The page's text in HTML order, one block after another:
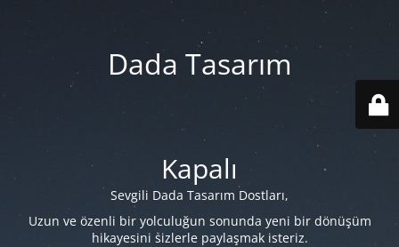
Dada Tasarım
Kapalı
Sevgili Dada Tasarım Dostları,
Uzun ve özenli bir yolculuğun sonunda yeni bir dönüşüm
hikayesini sizlerle paylaşmak isteriz.